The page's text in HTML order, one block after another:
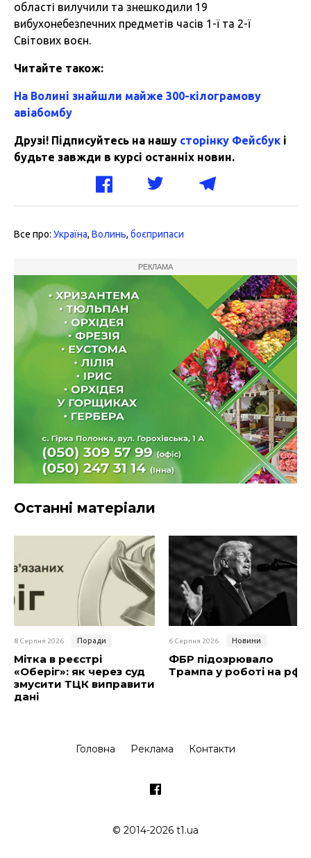
області вилучили та знешкодили 19
вибухонебезпечних предметів часів 1-ї та 2-ї
Світових воєн.
Читайте також:
На Волині знайшли майже 300-кілограмову
авіабомбу
Друзі! Підписуйтесь на нашу сторінку Фейсбук і
будьте завжди в курсі останніх новин.
Все про: Україна, Волинь, боєприпаси
РЕКЛАМА
Останні матеріали
8 Серпня 2026 Поради
Мітка в реєстрі
«Оберіг»: як через суд
змусити ТЦК виправити
дані
6 Серпня 2026 Новини
ФБР підозрювало
Трампа у роботі на рф
Головна Реклама Контакти
© 2014-2026 t1.ua